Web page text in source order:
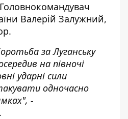
Головнокомандувач
Валерій Залужний,
.
за Луганську
на півночі
ударні сили
одночасно
-